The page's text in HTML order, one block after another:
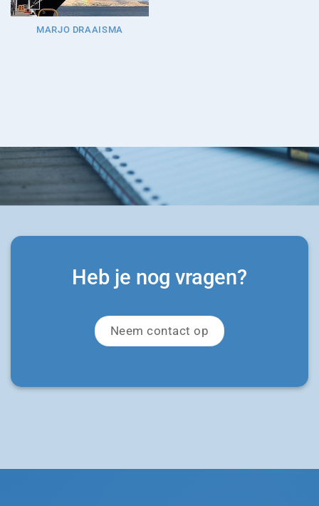
MARJO DRAAISMA
Heb je nog vragen?
Neem contact op